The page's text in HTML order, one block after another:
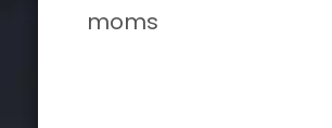
moms